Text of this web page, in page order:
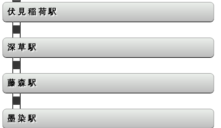
伏見稲荷駅
深草駅
藤森駅
墨染駅